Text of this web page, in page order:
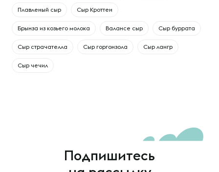
Плавленый сыр Сыр Кроттен
Брынза из козьего молока Валансе сыр Сыр буррата
Сыр страчателла Сыр горгонзола Сыр лангр
Сыр чечил
Подпишитесь